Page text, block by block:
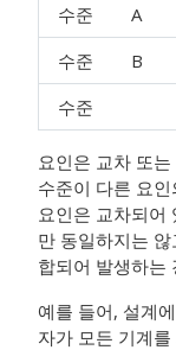
수준 A
수준
B
수준
요인은 교차 또
수준이 다른 요
요인은 교차되어
만 동일하지는
합되어 발생하는
예를 들어, 설계
자가 모든 기계